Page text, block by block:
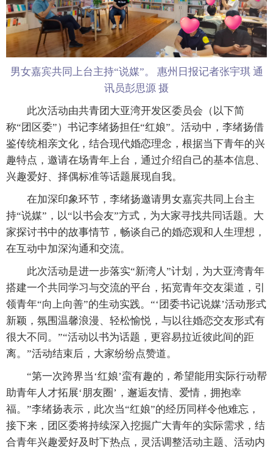
男女嘉宾共同上台主持“说媒”。 惠州日报记者张宇琪 通
讯员彭思源 摄
此次活动由共青团大亚湾开发区委员会（以下简
称“团区委”）书记李绪扬担任“红娘”。活动中，李绪扬借
鉴传统相亲文化，结合现代婚恋理念，根据当下青年的兴
趣特点，邀请在场青年上台，通过介绍自己的基本信息、
兴趣爱好、择偶标准等话题展现自我。
在加深印象环节，李绪扬邀请男女嘉宾共同上台主
持“说媒”，以“以书会友”方式，为大家寻找共同话题。大
家探讨书中的故事情节，畅谈自己的婚恋观和人生理想，
在互动中加深沟通和交流。
此次活动是进一步落实“新湾人”计划，为大亚湾青年
搭建一个共同学习与交流的平台，拓宽青年交友渠道，引
领青年“向上向善”的生动实践。“‘团委书记说媒’活动形式
新颖，氛围温馨浪漫、轻松愉悦，与以往婚恋交友形式有
很大不同。”“活动以书为话题，更容易拉近彼此间的距
离。”活动结束后，大家纷纷点赞道。
“第一次跨界当‘红娘’蛮有趣的，希望能用实际行动帮
助青年人才拓展‘朋友圈’，邂逅友情、爱情，拥抱幸
福。”李绪扬表示，此次当“红娘”的经历同样令他难忘，
接下来，团区委将持续深入挖掘广大青年的实际需求，结
合青年兴趣爱好及时下热点，灵活调整活动主题、活动内